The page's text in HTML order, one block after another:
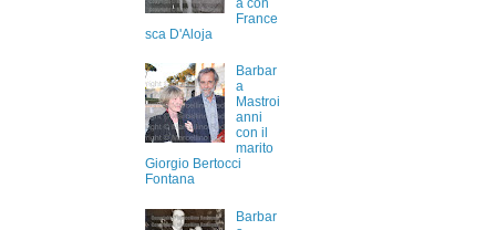
a con
France
sca D'Aloja
Barbar
a
Mastroi
anni
con il
marito
Giorgio Bertocci
Fontana
Barbar